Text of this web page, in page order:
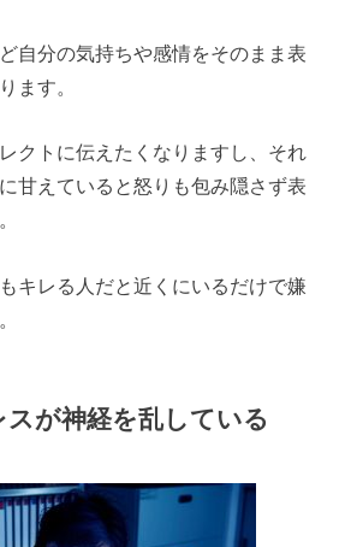
自分の気持ちや感情をそのまま表
ます。
クトに伝えたくなりますし、それ
甘えていると怒りも包み隠さず表
キレる人だと近くにいるだけで嫌
が神経を乱している